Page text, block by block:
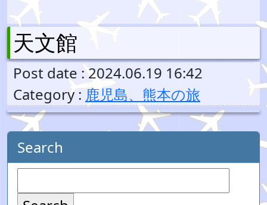
天文館
Post date : 2024.06.19 16:42
Category : 鹿児島、熊本の旅
Search